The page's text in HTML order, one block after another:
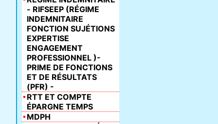
- RIFSEEP (RÉGIME
INDEMNITAIRE
FONCTION SUJÉTIONS
EXPERTISE
ENGAGEMENT
PROFESSIONNEL )-
PRIME DE FONCTIONS
ET DE RÉSULTATS
(PFR) -
RTT ET COMPTE
ÉPARGNE TEMPS
MDPH